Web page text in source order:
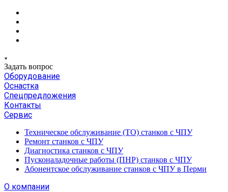
Задать вопрос
Оборудование
Оснастка
Спецпредложения
Контакты
Сервис
Техническое обслуживание (ТО) станков с ЧПУ
Ремонт станков с ЧПУ
Диагностика станков с ЧПУ
Пусконаладочные работы (ПНР) станков с ЧПУ
Абонентское обслуживание станков с ЧПУ в Перми
О компании